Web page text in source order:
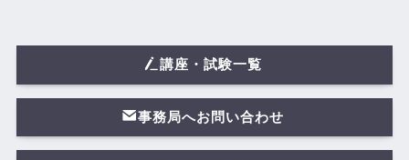
講座・試験一覧
事務局へお問い合わせ